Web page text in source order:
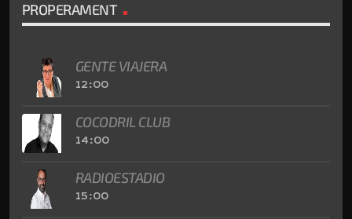
PROPERAMENT
GENTE VIAJERA
12:00
COCODRIL CLUB
14:00
RADIOESTADIO
15:00